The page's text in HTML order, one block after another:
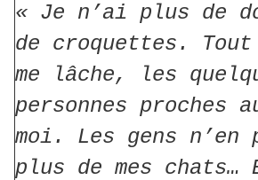
« Je n’ai plus de
de croquettes. Tout
me lâche, les
personnes proches
moi. Les gens n’en
plus de mes